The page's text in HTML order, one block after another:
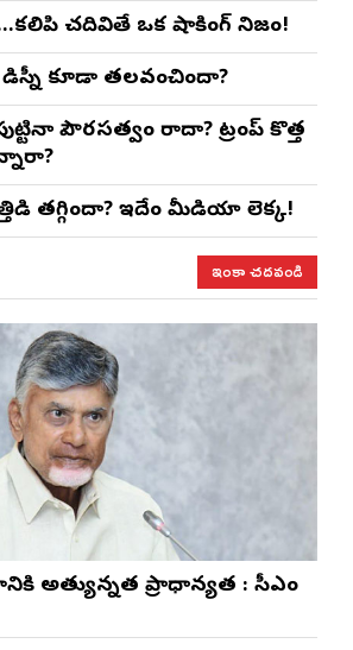
చదివితే ఒక షాకింగ్ నిజం!
డిస్నీ కూడా తలవంచిందా?
పౌరసత్వం రాదా? ట్రంప్ కొత్త
తగ్గిందా? ఇదేం మీడియా లెక్క!
ఇంకా చదవండి
అత్యున్నత ప్రాధాన్యత : సీఎం